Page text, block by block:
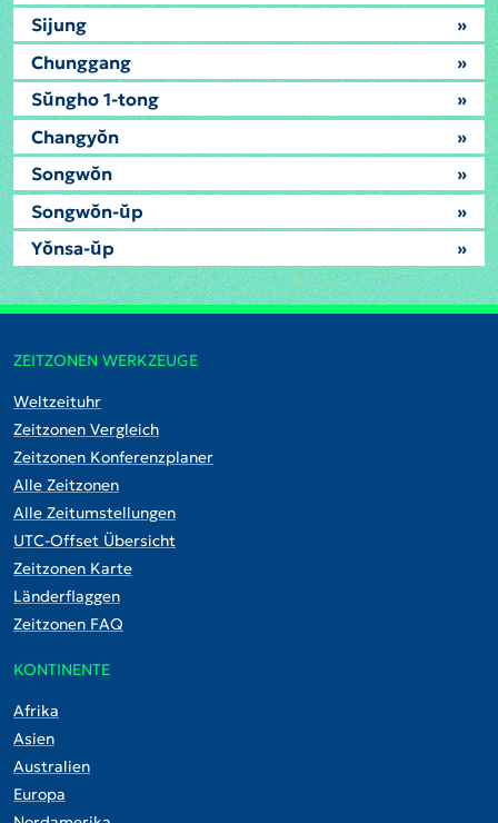
Sijung
»
Chunggang
»
Sŭngho 1-tong
»
Changyŏn
»
Songwŏn
»
Songwŏn-ŭp
»
Yŏnsa-ŭp
»
ZEITZONEN WERKZEUGE
Weltzeituhr
Zeitzonen Vergleich
Zeitzonen Konferenzplaner
Alle Zeitzonen
Alle Zeitumstellungen
UTC-Offset Übersicht
Zeitzonen Karte
Länderflaggen
Zeitzonen FAQ
KONTINENTE
Afrika
Asien
Australien
Europa